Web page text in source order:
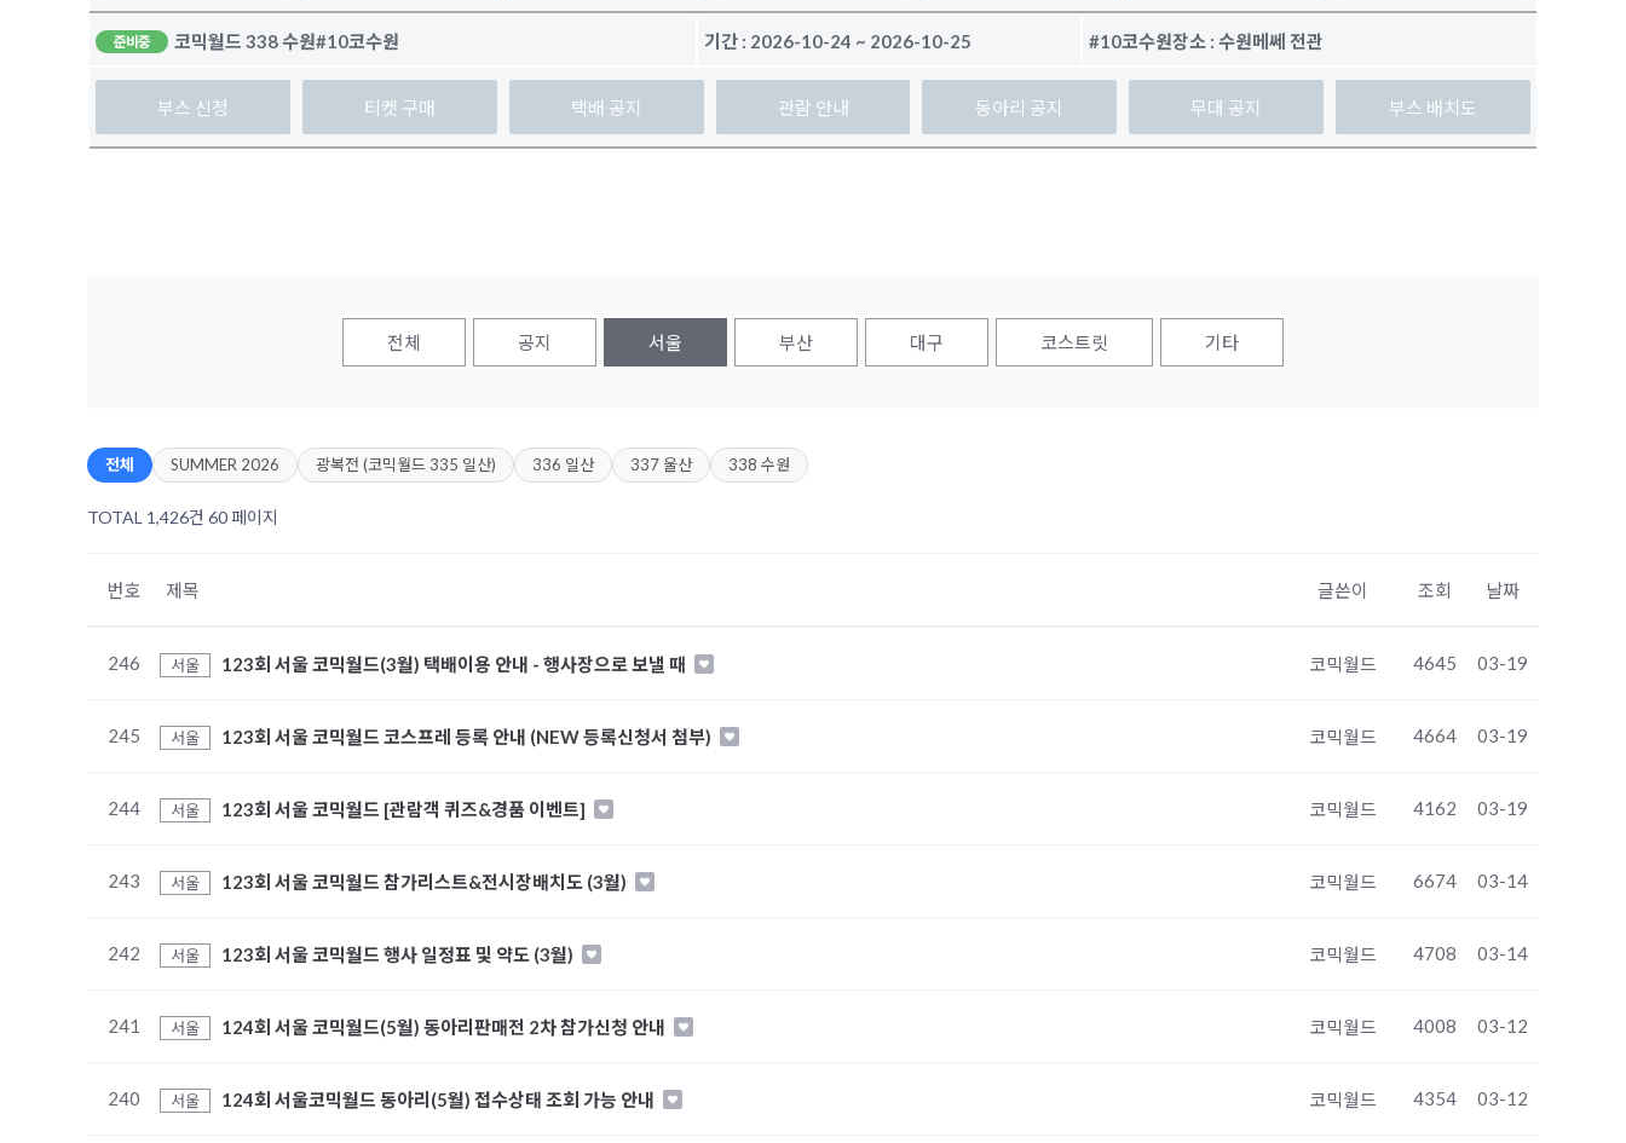
준비중 코믹월드 338 수원#10코수원 기간 : 2026-10-24 ~ 2026-10-25 #10코수원장소 : 수원메쎄 전관
부스 신청 티켓 구매 택배 공지 관람 안내 동아리 공지 무대 공지 부스 배치도
전체 공지 서울 부산 대구 코스트릿 기타
전체 SUMMER 2026 광복전 (코믹월드 335 일산) 336 일산 337 울산 338 수원
TOTAL 1,426건 60 페이지
번호 제목 글쓴이 조회 날짜
246 서울 123회 서울 코믹월드(3월) 택배이용 안내 - 행사장으로 보낼 때 코믹월드 4645 03-19
245 서울 123회 서울 코믹월드 코스프레 등록 안내 (NEW 등록신청서 첨부) 코믹월드 4664 03-19
244 서울 123회 서울 코믹월드 [관람객 퀴즈&경품 이벤트] 코믹월드 4162 03-19
243 서울 123회 서울 코믹월드 참가리스트&전시장배치도 (3월) 코믹월드 6674 03-14
242 서울 123회 서울 코믹월드 행사 일정표 및 약도 (3월) 코믹월드 4708 03-14
241 서울 124회 서울 코믹월드(5월) 동아리판매전 2차 참가신청 안내 코믹월드 4008 03-12
240 서울 124회 서울코믹월드 동아리(5월) 접수상태 조회 가능 안내 코믹월드 4354 03-12